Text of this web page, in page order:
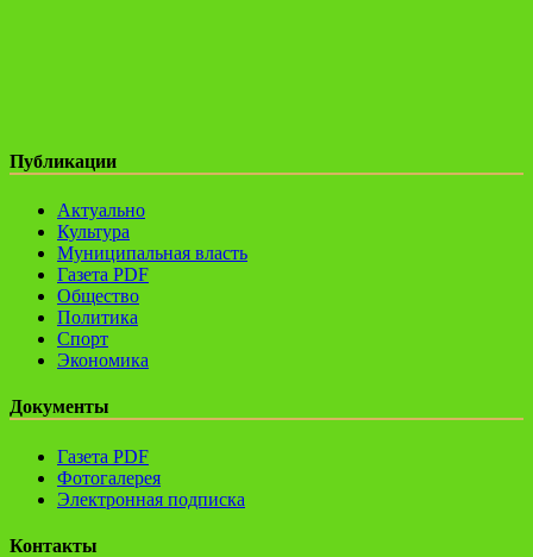
Публикации
Актуально
Культура
Муниципальная власть
Газета PDF
Общество
Политика
Спорт
Экономика
Документы
Газета PDF
Фотогалерея
Электронная подписка
Контакты